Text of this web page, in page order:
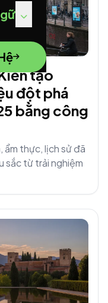
tạo
đột phá
bằng công
ẩm thực, lịch sử đã
sắc từ trải nghiệm